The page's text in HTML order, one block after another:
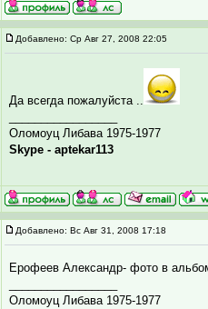
Добавлено: Ср Авг 27, 2008 22:05
Да всегда пожалуйста ..
Оломоуц Либава 1975-1977
Skype - aptekar113
Добавлено: Вс Авг 31, 2008 17:18
Ерофеев Александр- фото в
Оломоуц Либава 1975-1977